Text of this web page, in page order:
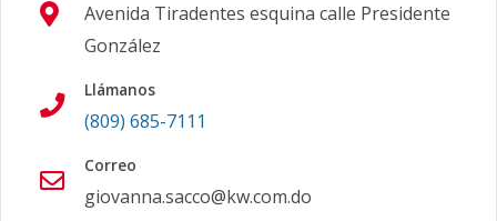
Avenida Tiradentes esquina calle Presidente
González
Llámanos
(809) 685-7111
Correo
giovanna.sacco@kw.com.do